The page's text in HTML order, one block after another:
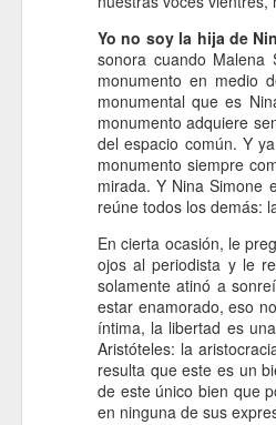
Yo no soy la hija de
sonora cuando Malena
monumento en medio
monumental que es
monumento adquiere
del espacio común. Y
monumento siempre
mirada. Y Nina Simone
reúne todos los demás:
En cierta ocasión, le
ojos al periodista y le
solamente atinó a
estar enamorado, eso
íntima, la libertad es
Aristóteles: la
resulta que este es un
de este único bien que
en ninguna de sus
Retorno ilusionado a
Carmen Martín Gaite
Por Cecilia Sorrentino
“Una vuelve siempre a los viejos
sitios donde amó la vida”, canta
Chavela. Y aunque su amigo de
Úbeda la contradiga en otra
canción: “al lugar donde has sido
yo regreso a Nubosidad variable,
la novela de Carmen Martín Gaite,
veinte años después.
Tiene algo de aventura. Quizás no
recupere aquel estado de
deslumbramiento pero también
podrían suscitarse otros nuevos.
Será un reencuentro con mis
en
JAN
13
Lo
ni